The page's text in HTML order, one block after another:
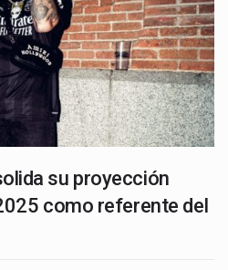
su proyección
como referente del